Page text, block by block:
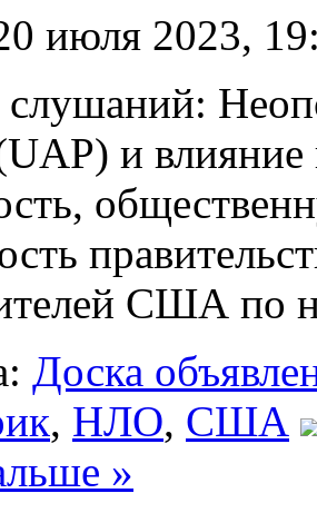
июля 2023,
слушаний:
и
США по
Доска
, НЛО, США
»